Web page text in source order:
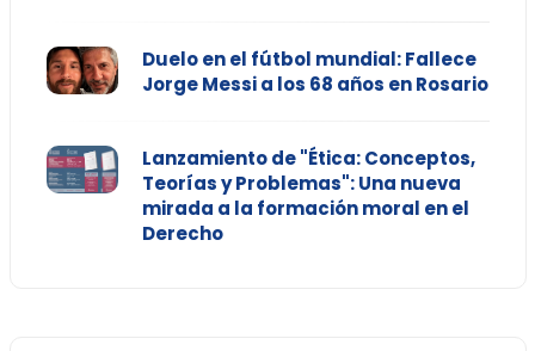
Duelo en el fútbol mundial: Fallece
Jorge Messi a los 68 años en Rosario
Lanzamiento de "Ética: Conceptos,
Teorías y Problemas": Una nueva
mirada a la formación moral en el
Derecho